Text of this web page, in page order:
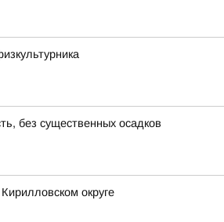
без существенных осадков
округе